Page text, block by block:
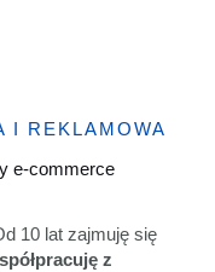
I REKLAMOWA
e-commerce
10 lat zajmuję się
z